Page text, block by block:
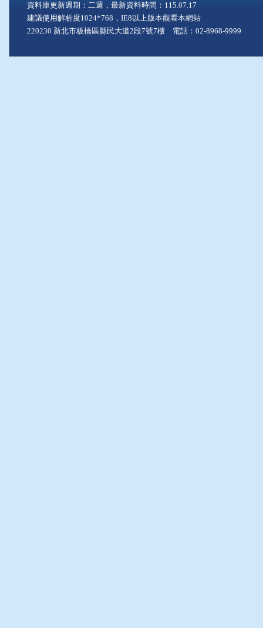
資料庫更新週期：二週，最新資料時間：115.07.17
建議使用解析度1024*768，IE8以上版本觀看本網站
220230 新北市板橋區縣民大道2段7號7樓 電話：02-8968-9999